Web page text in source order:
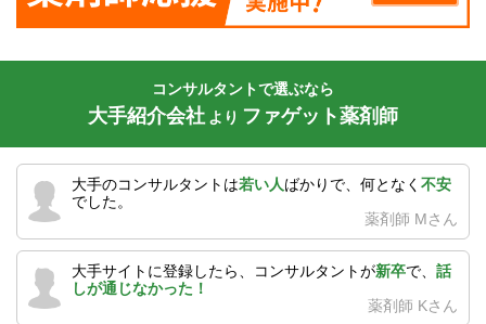
コンサルタントで選ぶなら
大手紹介会社 より ファゲット薬剤師
大手のコンサルタントは若い人ばかりで、何となく 不安
でした。
薬剤師 Mさん
大手サイトに登録したら、コンサルタントが新卒で、 話
しが通じなかった！
薬剤師 Kさん